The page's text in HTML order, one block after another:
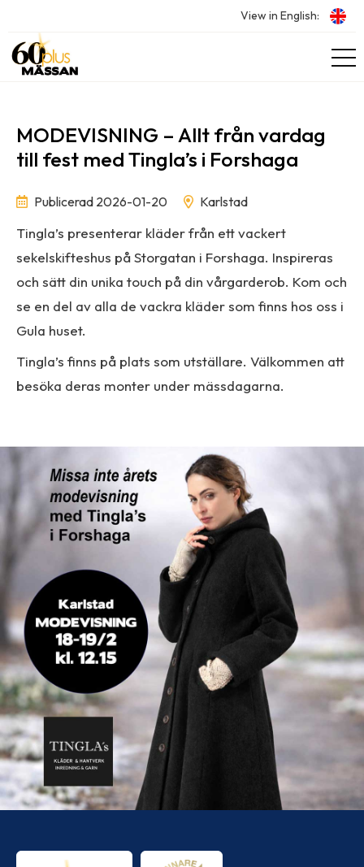
View in English:
MODEVISNING – Allt från vardag
till fest med Tingla’s i Forshaga
Publicerad 2026-01-20 Karlstad
Tingla’s presenterar kläder från ett vackert
sekelskifteshus på Storgatan i Forshaga. Inspireras
och sätt din unika touch på din vårgarderob. Kom och
se en del av alla de vackra kläder som finns hos oss i
Gula huset.
Tingla’s finns på plats som utställare. Välkommen att
besöka deras monter under mässdagarna.